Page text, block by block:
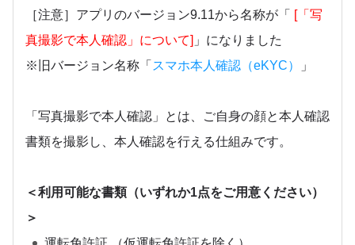
［注意］アプリのバージョン9.11から名称が「
[「写
真撮影で本人確認」について] 」になりました
※旧バージョン名称「 スマホ本人確認（eKYC） 」
「写真撮影で本人確認」とは、ご自身の顔と本人確認
書類を撮影し、本人確認を行える仕組みです。
＜利用可能な書類（いずれか1点をご用意ください）
＞